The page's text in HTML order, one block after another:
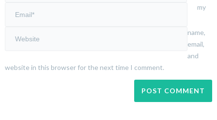
my
name,
email,
and
website in this browser for the next time I comment.